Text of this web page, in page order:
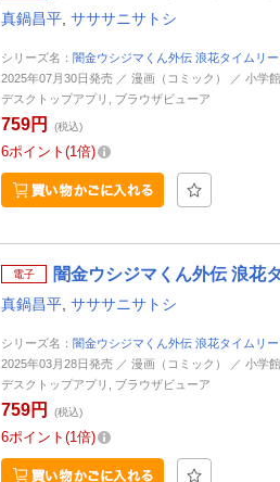
真鍋昌平 サササニサトシ
シリーズ名： 闇金ウシジマくん外伝 浪花タイムリ
2025年07月30日発売 ／ 漫画（コミック） ／ 小学
デスクトップアプリ, ブラウザビューア
759円 (税込)
6ポイント 1倍
電子 闇金ウシジマくん外伝 浪花
真鍋昌平 サササニサトシ
シリーズ名： 闇金ウシジマくん外伝 浪花タイムリ
2025年03月28日発売 ／ 漫画（コミック） ／ 小学
デスクトップアプリ, ブラウザビューア
759円 (税込)
6ポイント 1倍